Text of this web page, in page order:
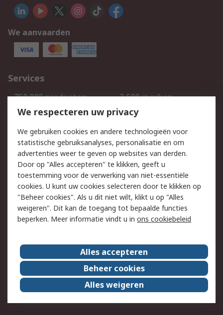
We aanvaarden
Services
750.000 producten
2.500 merken
Bestellen
Inkoopoplossingen
Track & Trace
Wettelijk
Cookiebeleid
Email veiligheid
Privacybeleid
Websitevoorwaarden
Algemene
verkoopvoorwaarden
Over RS
RS Group
Over ons
RS wereldwijd
Werken bij RS
ESG
We respecteren uw privacy
We gebruiken cookies en andere technologieën voor
statistische gebruiksanalyses, personalisatie en om
advertenties weer te geven op websites van derden.
Door op "Alles accepteren" te klikken, geeft u
toestemming voor de verwerking van niet-essentiële
cookies. U kunt uw cookies selecteren door te klikken op
"Beheer cookies". Als u dit niet wilt, klikt u op "Alles
weigeren". Dit kan de toegang tot bepaalde functies
beperken. Meer informatie vindt u in ons cookiebeleid
Alles accepteren
Beheer cookies
Alles weigeren